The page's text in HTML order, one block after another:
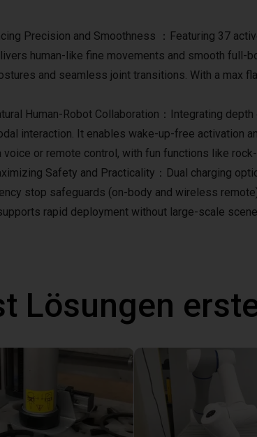
Precision and Smoothness ：Featuring 37
human-like fine movements and smooth full-
and seamless joint transitions. With a max
Human-Robot Collaboration：Integrating
interaction. It enables wake-up-free activation
or remote control, with fun functions like
Safety and Practicality：Dual charging
stop safeguards (on-body and wireless
rapid deployment without large-scale
Lösungen